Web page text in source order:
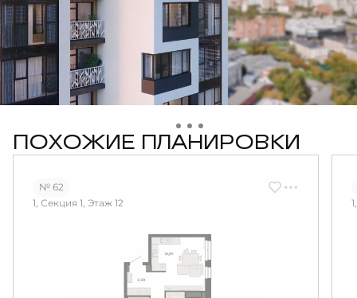
ПОХОЖИЕ ПЛАНИРОВКИ
№ 62
1, Секция 1, Этаж 12